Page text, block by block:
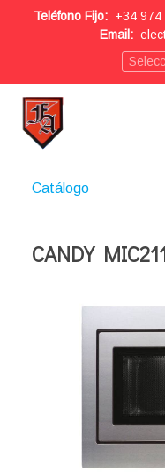
Teléfono Fijo: +34 974
Email:
Catálogo
CANDY